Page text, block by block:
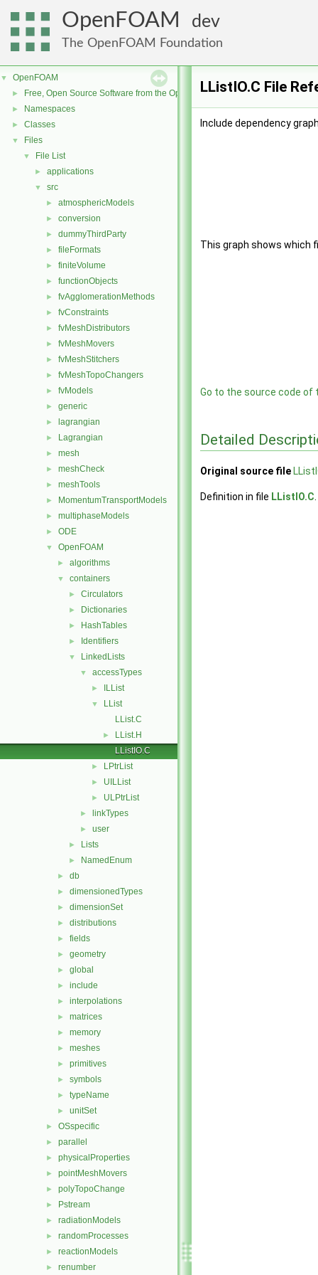
OpenFOAM dev
The OpenFOAM Foundation
▼ OpenFOAM
► Free, Open Source Software from the OpenFOAM Foundation
► Namespaces
► Classes
▼ Files
▼ File List
► applications
▼ src
► atmosphericModels
► conversion
► dummyThirdParty
► fileFormats
► finiteVolume
► functionObjects
► fvAgglomerationMethods
► fvConstraints
► fvMeshDistributors
► fvMeshMovers
► fvMeshStitchers
► fvMeshTopoChangers
► fvModels
► generic
► lagrangian
► Lagrangian
► mesh
► meshCheck
► meshTools
► MomentumTransportModels
► multiphaseModels
► ODE
▼ OpenFOAM
► algorithms
▼ containers
► Circulators
► Dictionaries
► HashTables
► Identifiers
▼ LinkedLists
▼ accessTypes
► ILList
▼
LList
LList.C
►
LList.H
LListIO.C
► LPtrList
► UILList
► ULPtrList
► linkTypes
► user
► Lists
► NamedEnum
► db
► dimensionedTypes
► dimensionSet
► distributions
► fields
► geometry
► global
► include
► interpolations
► matrices
► memory
► meshes
► primitives
► symbols
► typeName
► unitSet
► OSspecific
► parallel
► physicalProperties
► pointMeshMovers
► polyTopoChange
► Pstream
► radiationModels
► randomProcesses
► reactionModels
► renumber
LListIO.C File
Include dependency
This graph shows which
Go to the source code of
Detailed
Original source file
Definition in file LListIO.C